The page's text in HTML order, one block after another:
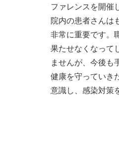
ファレンスを開催
院内の患者さんは
非常に重要です。
果たせなくなって
ませんが、今後も
健康を守っていき
意識し、感染対策